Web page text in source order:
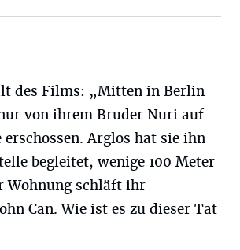
des Films: „Mitten in Berlin
von ihrem Bruder Nuri auf
erschossen. Arglos hat sie ihn
begleitet, wenige 100 Meter
Wohnung schläft ihr
Can. Wie ist es zu dieser Tat